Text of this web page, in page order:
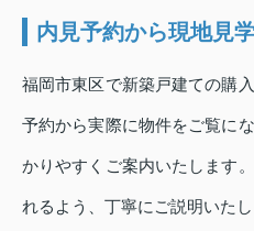
内見予約から現地見
福岡市東区で新築戸建ての購
予約から実際に物件をご覧に
かりやすくご案内いたします
れるよう、丁寧にご説明いたし